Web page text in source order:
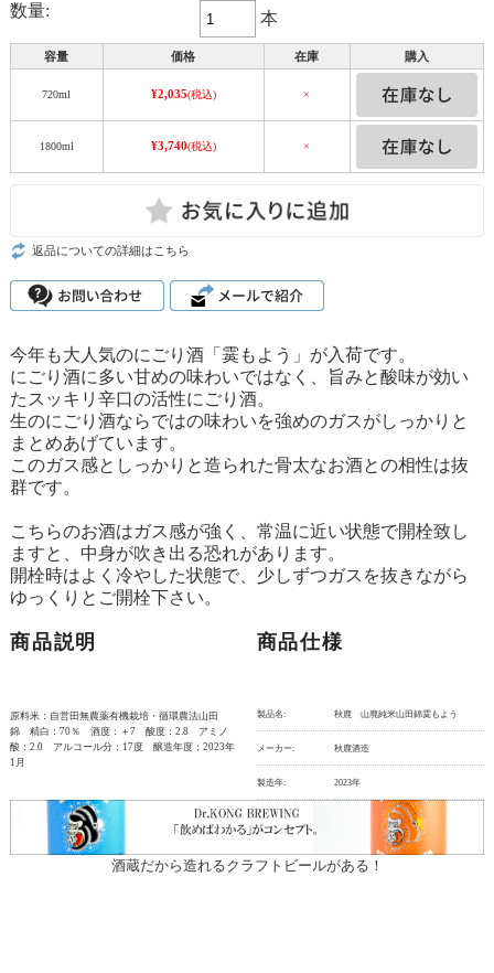
数量:
本
容量 価格 在庫 購入
720ml ¥2,035(税込) ×
1800ml ¥3,740(税込) ×
返品についての詳細はこちら
今年も大人気のにごり酒「霙もよう」が入荷です。
にごり酒に多い甘めの味わいではなく、旨みと酸味が効い
たスッキリ辛口の活性にごり酒。
生のにごり酒ならではの味わいを強めのガスがしっかりと
まとめあげています。
このガス感としっかりと造られた骨太なお酒との相性は抜
群です。
こちらのお酒はガス感が強く、常温に近い状態で開栓致し
ますと、中身が吹き出る恐れがあります。
開栓時はよく冷やした状態で、少しずつガスを抜きながら
ゆっくりとご開栓下さい。
商品説明
原料米：自営田無農薬有機栽培・循環農法山田
錦 精白：70％ 酒度：＋7 酸度：2.8 アミノ
酸：2.0 アルコール分：17度 醸造年度：2023年
1月
商品仕様
製品名: 秋鹿 山廃純米山田錦霙もよう
メーカー: 秋鹿酒造
製造年: 2023年
酒蔵だから造れるクラフトビールがある！